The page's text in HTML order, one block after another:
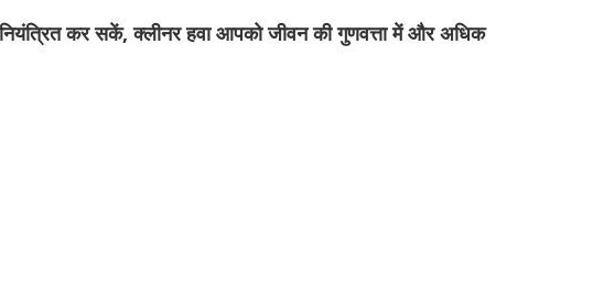
कर सकें, क्लीनर हवा आपको जीवन की गुणवत्ता में और अधिक